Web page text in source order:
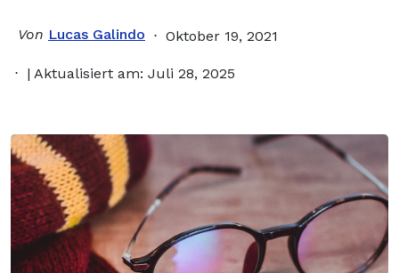
Von Lucas Galindo Oktober 19, 2021
| Aktualisiert am: Juli 28, 2025